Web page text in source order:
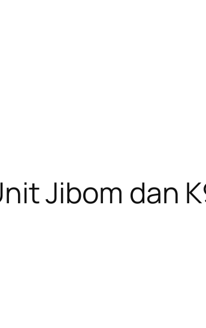
Jibom dan